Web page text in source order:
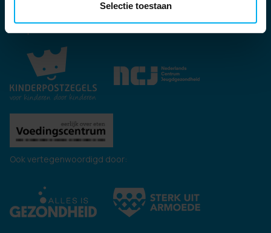
Selectie toestaan
Kernpartners:
Ook vertegenwoordigd door: